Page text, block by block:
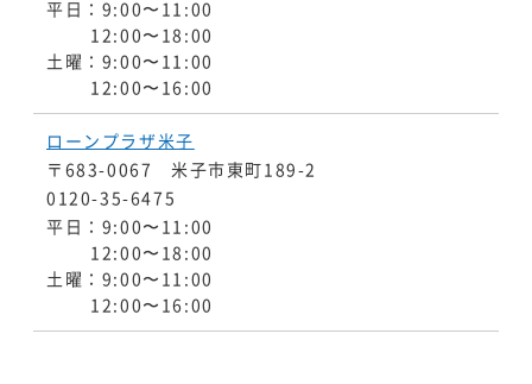
平日：9:00〜11:00
12:00〜18:00
土曜：9:00〜11:00
12:00〜16:00
ローンプラザ米子
〒683-0067 米子市東町189-2
0120-35-6475
平日：9:00〜11:00
12:00〜18:00
土曜：9:00〜11:00
12:00〜16:00